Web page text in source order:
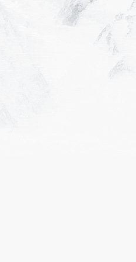
Obereggen